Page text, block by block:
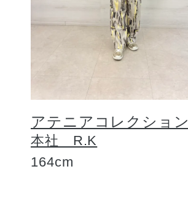
アテニアコレクション
本社 R.K
164cm